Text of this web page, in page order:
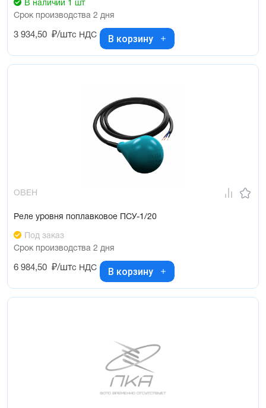
В наличии 1 шт
Срок производства 2 дня
3 934,50 ₽/штс НДС В корзину
ОВЕН
Реле уровня поплавковое ПСУ-1/20
Под заказ
Срок производства 2 дня
6 984,50 ₽/штс НДС В корзину